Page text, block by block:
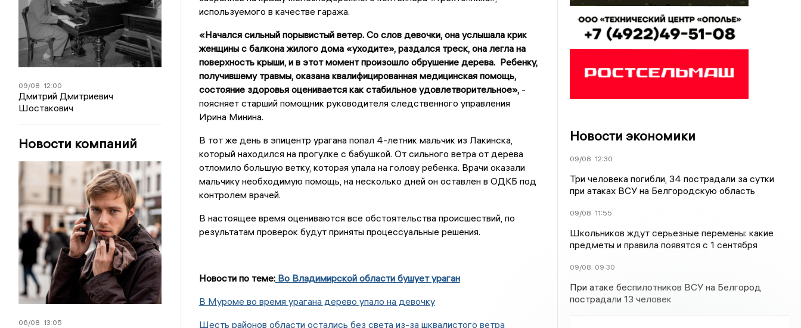
09/08 12:00
Дмитрий Дмитриевич
Шостакович
Новости компаний
06/08 13:05
используемого в качестве гаража.
«Начался сильный порывистый ветер. Со слов девочки, она услышала крик
женщины с балкона жилого дома «уходите», раздался треск, она легла на
поверхность крыши, и в этот момент произошло обрушение дерева. Ребенку,
получившему травмы, оказана квалифицированная медицинская помощь,
состояние здоровья оценивается как стабильное удовлетворительное»,-
поясняет старший помощник руководителя следственного управления
Ирина Минина.
В тот же день в эпицентр урагана попал 4-летник мальчик из Лакинска,
который находился на прогулке с бабушкой. От сильного ветра от дерева
отломило большую ветку, которая упала на голову ребенка. Врачи оказали
мальчику необходимую помощь, на несколько дней он оставлен в ОДКБ под
контролем врачей.
В настоящее время оцениваются все обстоятельства происшествий, по
результатам проверок будут приняты процессуальные решения.
Новости по теме:Во Владимирской области бушует ураган
В Муроме во время урагана дерево упало на девочку
Шесть районов области остались без света из-за шквалистого ветра
Новости экономики
09/08 12:30
Три человека погибли, 34 пострадали за сутки
при атаках ВСУ на Белгородскую область
09/08 11:55
Школьников ждут серьезные перемены: какие
предметы и правила появятся с 1 сентября
09/08 09:30
При атаке беспилотников ВСУ на Белгород
пострадали 13 человек